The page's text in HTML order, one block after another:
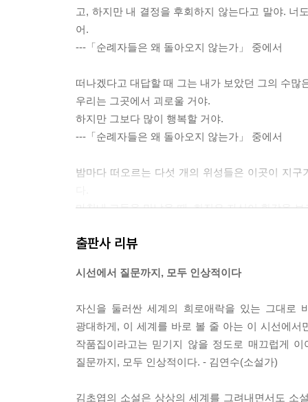
고, 하지만 내 결정을 후회하지 않는다고 말야. 너
어.
---「순례자들은 왜 돌아오지 않는가」 중에서
떠나겠다고 대답할 때 그는 내가 보았던 그의 수
우리는 그곳에서 괴로울 거야.
하지만 그보다 많이 행복할 거야.
---「순례자들은 왜 돌아오지 않는가」 중에서
밤마다 떠오르는 다섯 개의 위성들은 이곳이 지
마침내 그들을 만났을 때, 희진은 자신이 환각을
---「스펙트럼」 중에서
세 번째 루이는 이전의 루이들처럼 그림을 그렸고
---「스펙트럼」 중에서
이름이 없는 행성. 그곳의 이름을 말로 표현할 수
의 행성이라고 불렀다. 행성의 실존과는 무관하
출판사 리뷰
시선에서 질문까지, 모두 인상적이다
자신을 둘러싼 세계의 희로애락을 있는 그대로
광대하게, 이 세계를 바로 볼 줄 아는 이 시선에서
작품집이라고는 믿기지 않을 정도로 매끄럽게
질문까지, 모두 인상적이다. - 김연수(소설가)
김초엽의 소설은 상상의 세계를 그려내면서도 소